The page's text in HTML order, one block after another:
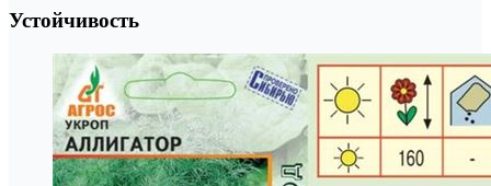
Устойчивость